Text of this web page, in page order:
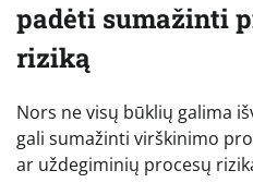
padėti sumažinti
riziką
Nors ne visų būklių galima
gali sumažinti virškinimo
ar uždegiminių procesų